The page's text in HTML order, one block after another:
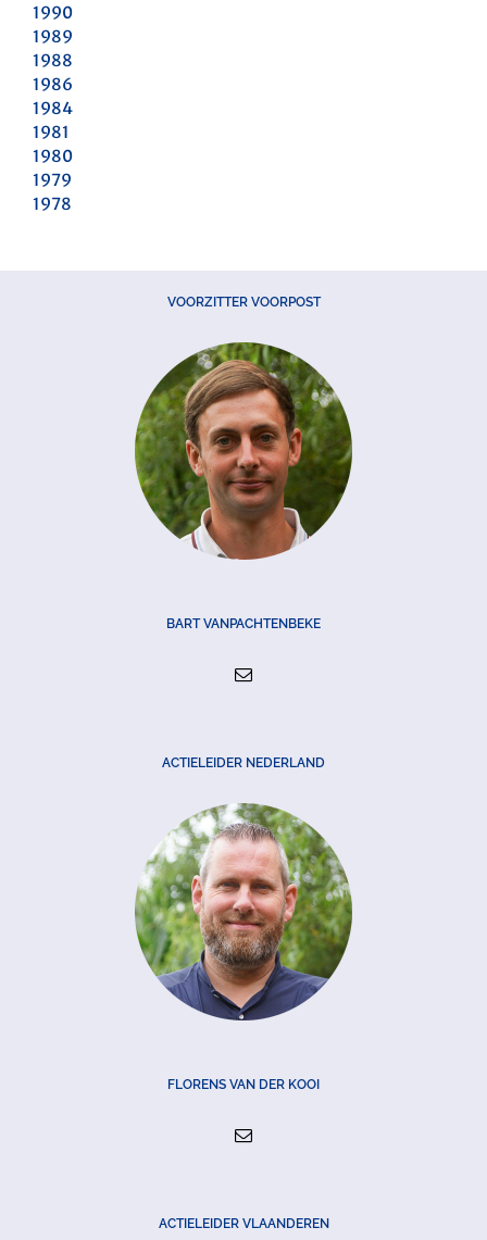
1990
1989
1988
1986
1984
1981
1980
1979
1978
VOORZITTER VOORPOST
BART VANPACHTENBEKE
ACTIELEIDER NEDERLAND
FLORENS VAN DER KOOI
ACTIELEIDER VLAANDEREN